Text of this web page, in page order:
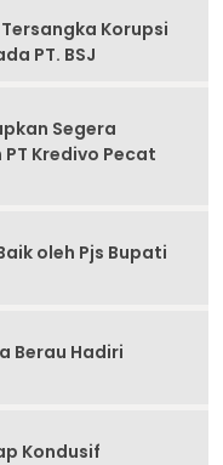
Korupsi
PT. BSJ
Segera
Kredivo Pecat
oleh Pjs Bupati
Berau Hadiri
Kondusif